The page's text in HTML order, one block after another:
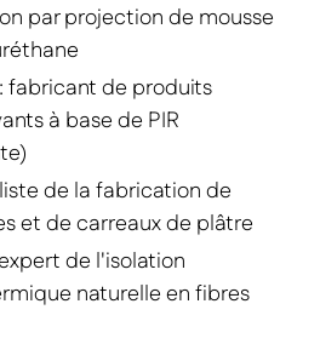
par projection de mousse
: fabricant de produits
à base de PIR
de la fabrication de
et de carreaux de plâtre
de l'isolation
naturelle en fibres